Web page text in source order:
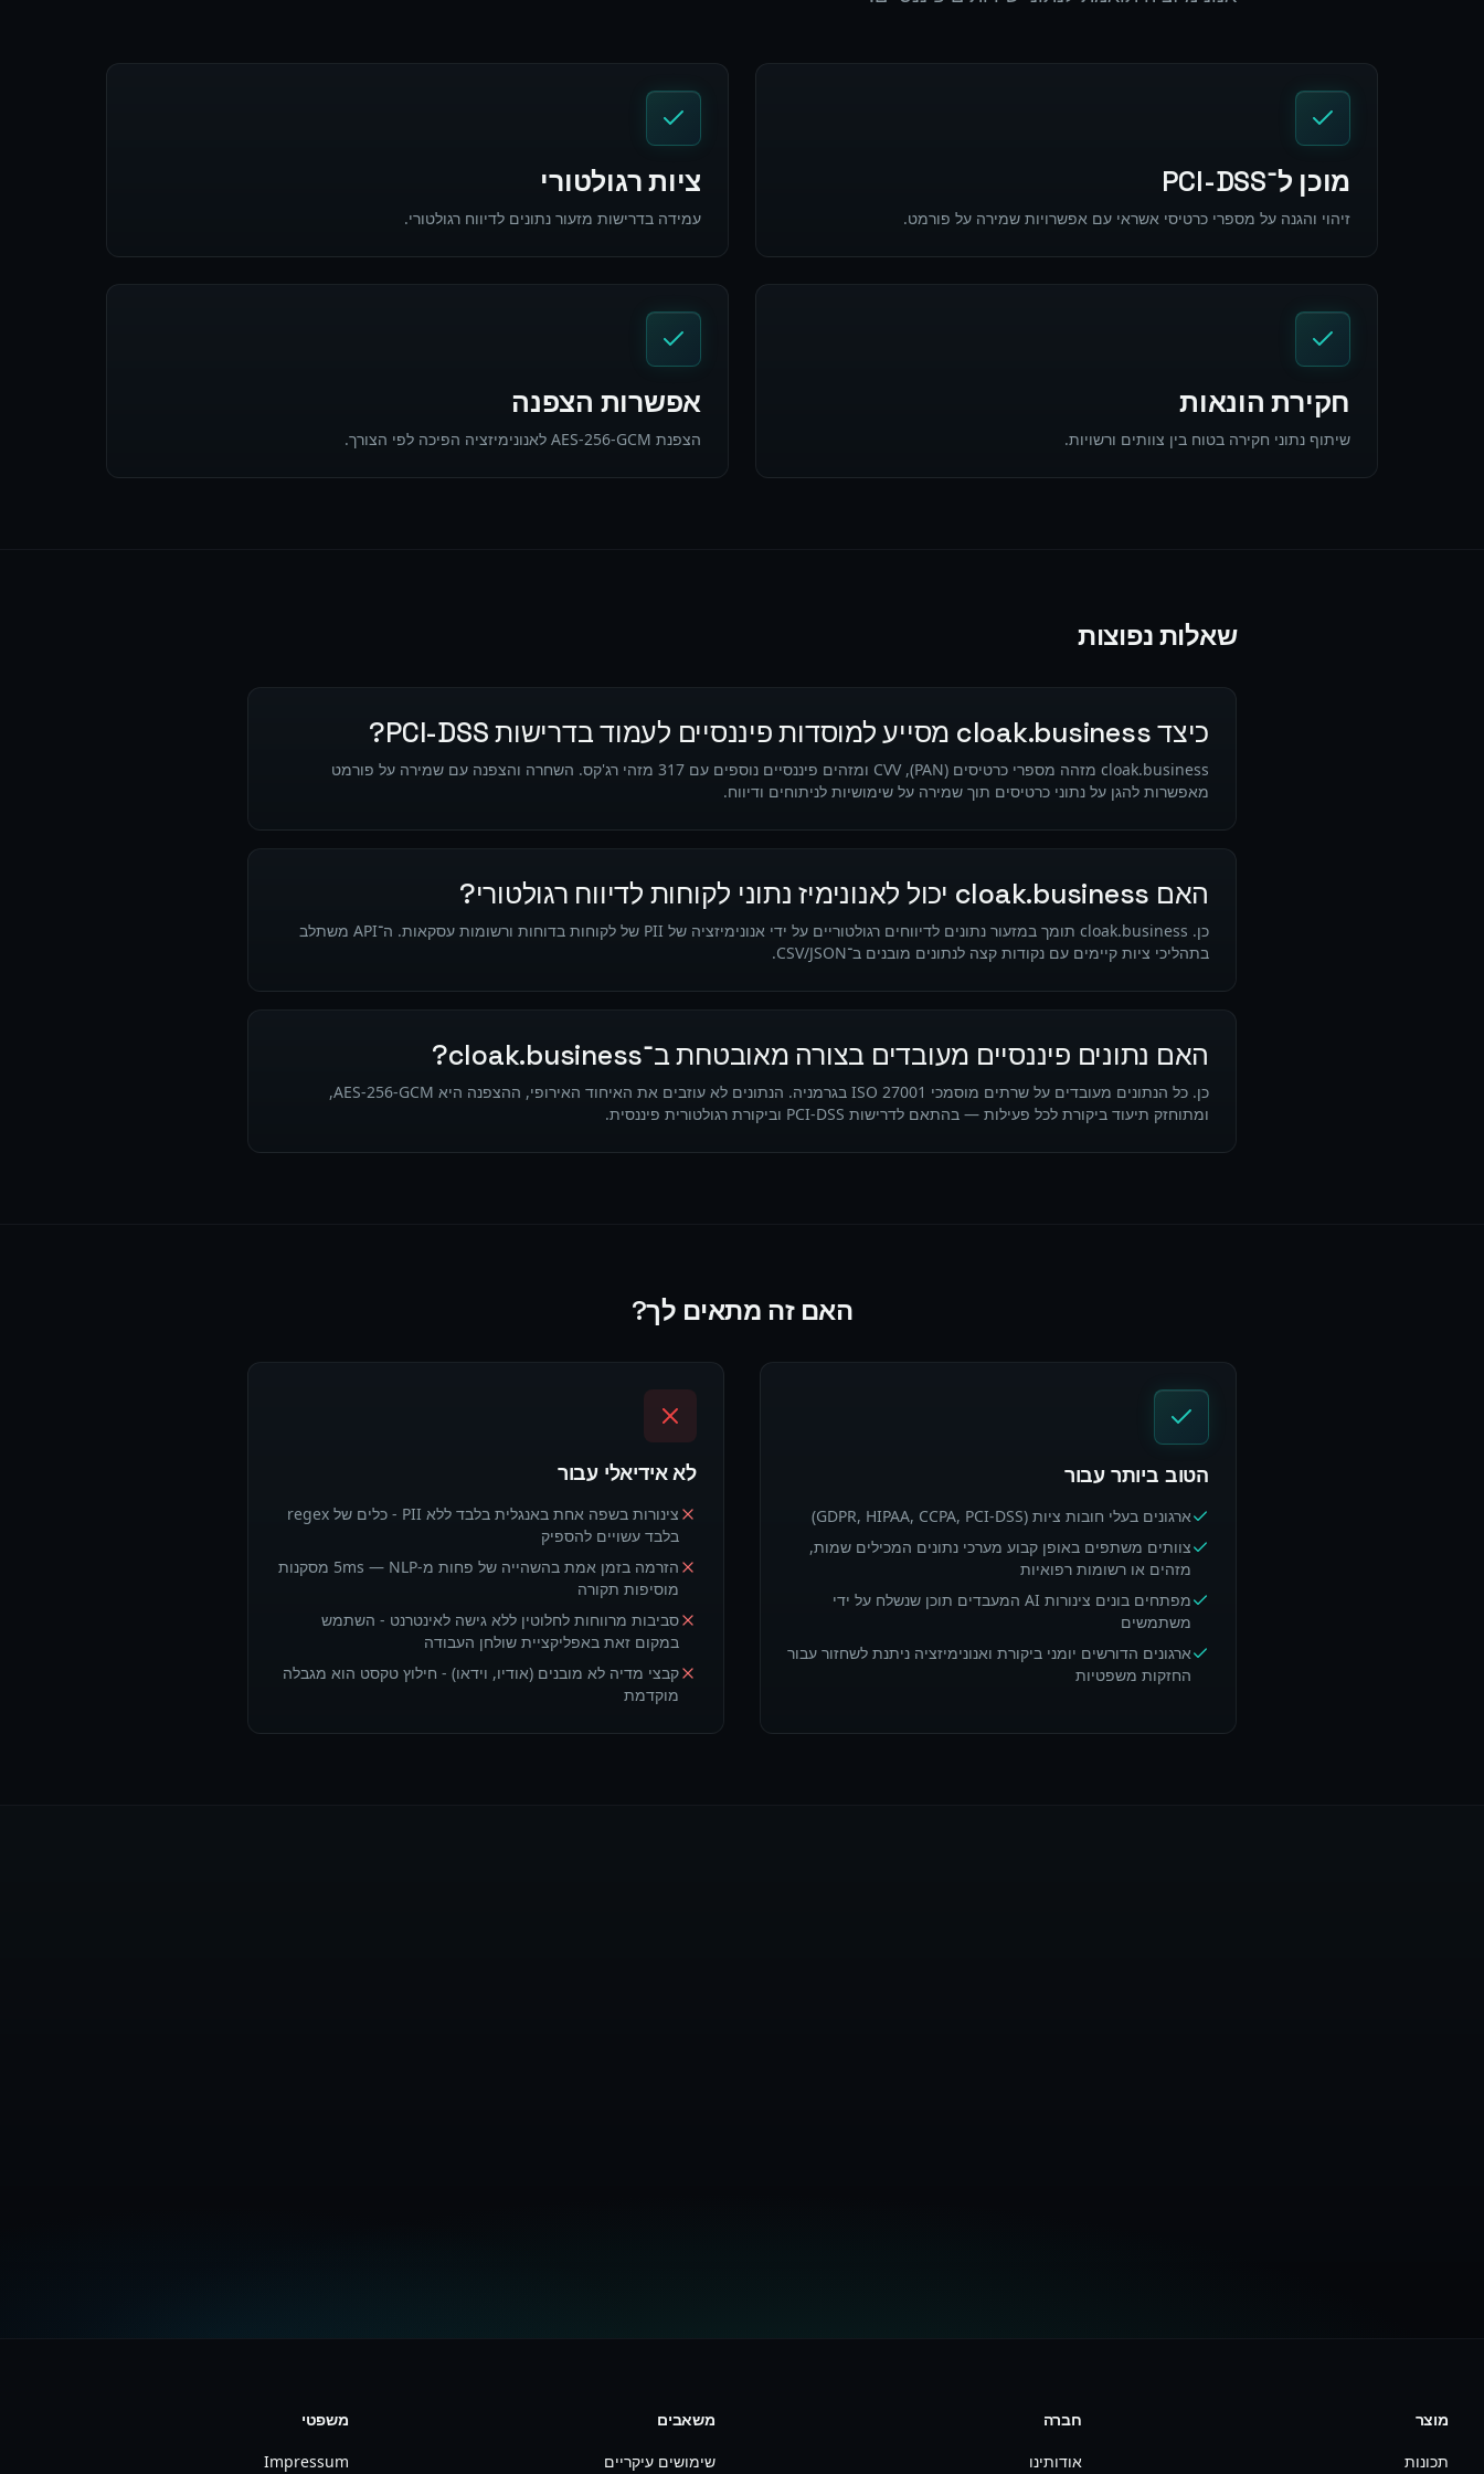
מוכן ל־PCI-DSS
זיהוי והגנה על מספרי כרטיסי אשראי עם אפשרויות שמירה על פורמט.
ציות רגולטורי
עמידה בדרישות מזעור נתונים לדיווח רגולטורי.
חקירת הונאות
שיתוף נתוני חקירה בטוח בין צוותים ורשויות.
אפשרות הצפנה
הצפנת AES-256-GCM לאנונימיזציה הפיכה לפי הצורך.
שאלות נפוצות
כיצד cloak.business מסייע למוסדות פיננסיים לעמוד בדרישות PCI-DSS?
cloak.business מזהה מספרי כרטיסים (PAN), CVV ומזהים פיננסיים נוספים עם 317 מזהי רג'קס. השחרה והצפנה עם שמירה על פורמט
מאפשרות להגן על נתוני כרטיסים תוך שמירה על שימושיות לניתוחים ודיווח.
האם cloak.business יכול לאנונימיז נתוני לקוחות לדיווח רגולטורי?
כן. cloak.business תומך במזעור נתונים לדיווחים רגולטוריים על ידי אנונימיזציה של PII של לקוחות בדוחות ורשומות עסקאות. ה־API משתלב
בתהליכי ציות קיימים עם נקודות קצה לנתונים מובנים ב־CSV/JSON.
האם נתונים פיננסיים מעובדים בצורה מאובטחת ב־cloak.business?
כן. כל הנתונים מעובדים על שרתים מוסמכי ISO 27001 בגרמניה. הנתונים לא עוזבים את האיחוד האירופי, ההצפנה היא AES-256-GCM,
ומתוחזק תיעוד ביקורת לכל פעילות — בהתאם לדרישות PCI-DSS וביקורת רגולטורית פיננסית.
האם זה מתאים לך?
הטוב ביותר עבור
ארגונים בעלי חובות ציות (GDPR, HIPAA, CCPA, PCI-DSS)
צוותים משתפים באופן קבוע מערכי נתונים המכילים שמות,
מזהים או רשומות רפואיות
מפתחים בונים צינורות AI המעבדים תוכן שנשלח על ידי
משתמשים
ארגונים הדורשים יומני ביקורת ואנונימיזציה ניתנת לשחזור עבור
החזקות משפטיות
לא אידיאלי עבור
צינורות בשפה אחת באנגלית בלבד ללא PII - כלים של regex
בלבד עשויים להספיק
הזרמה בזמן אמת בהשהייה של פחות מ-5ms — NLP מסקנות
מוסיפות תקורה
סביבות מרווחות לחלוטין ללא גישה לאינטרנט - השתמש
במקום זאת באפליקציית שולחן העבודה
קבצי מדיה לא מובנים (אודיו, וידאו) - חילוץ טקסט הוא מגבלה
מוקדמת
מוצר
תכונות
חברה
אודותינו
משאבים
שימושים עיקריים
משפטי
Impressum